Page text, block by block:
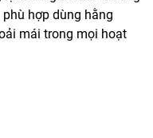
hợp dùng hằng
mái trong mọi hoạt